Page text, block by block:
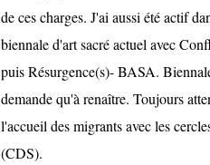
de ces charges. J'ai aussi été actif
biennale d'art sacré actuel avec
puis Résurgence(s)- BASA.
demande qu'à renaître. Toujours
l'accueil des migrants avec les
(CDS).